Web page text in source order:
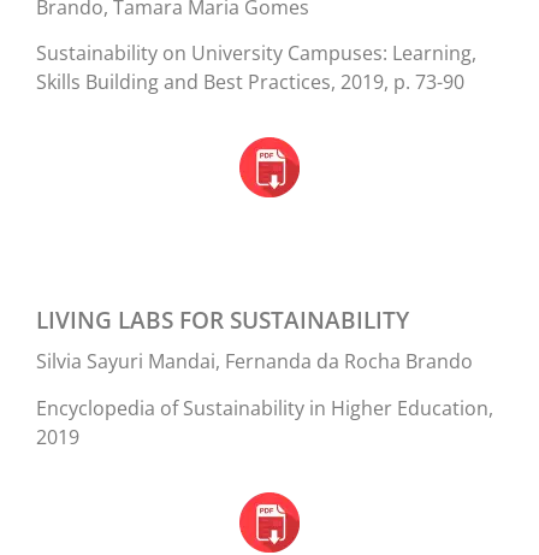
Brando, Tamara Maria Gomes
Sustainability on University Campuses: Learning,
Skills Building and Best Practices, 2019, p. 73-90
LIVING LABS FOR SUSTAINABILITY
Silvia Sayuri Mandai, Fernanda da Rocha Brando
Encyclopedia of Sustainability in Higher Education,
2019